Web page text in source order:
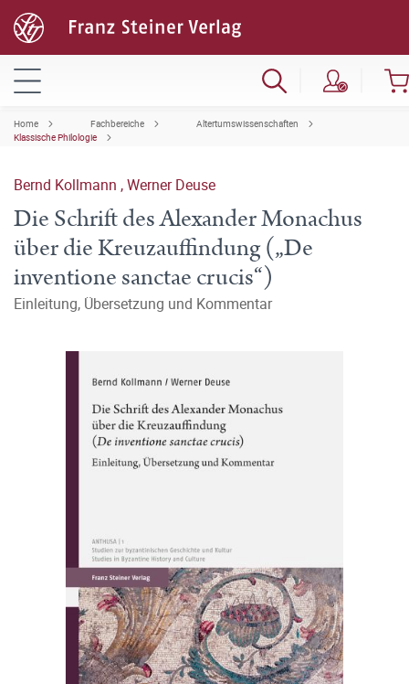
Home Fachbereiche
Altertumswissenschaften
Klassische Philologie
Bernd Kollmann ,Werner Deuse
Die Schrift des Alexander Monachus
über die Kreuzauffindung („De
inventione sanctae crucis“)
Einleitung, Übersetzung und Kommentar